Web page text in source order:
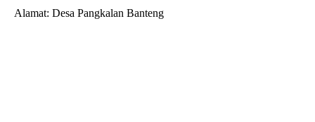
Alamat: Desa Pangkalan Banteng